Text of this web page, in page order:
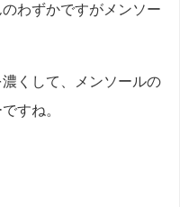
わずかですがメンソー
くして、メンソールの
すね。